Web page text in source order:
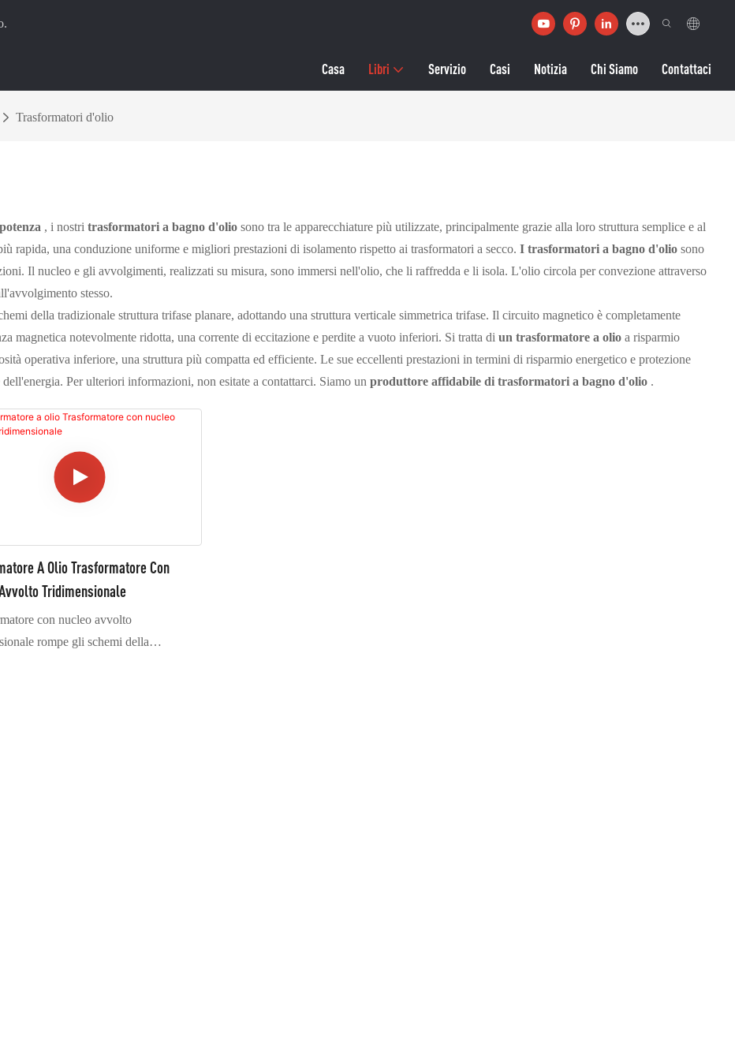
Casa Libri Servizio Casi Notizia Chi Siamo Contattaci
Trasformatori d'olio
, i nostri trasformatori a bagno d'olio sono tra le apparecchiature più utilizzate, principalmente grazie alla loro struttura semplice e al
rapida, una conduzione uniforme e migliori prestazioni di isolamento rispetto ai trasformatori a secco. I trasformatori a bagno d'olio sono
Il nucleo e gli avvolgimenti, realizzati su misura, sono immersi nell'olio, che li raffredda e li isola. L'olio circola per convezione attraverso
stesso.
della tradizionale struttura trifase planare, adottando una struttura verticale simmetrica trifase. Il circuito magnetico è completamente
magnetica notevolmente ridotta, una corrente di eccitazione e perdite a vuoto inferiori. Si tratta di un trasformatore a olio a risparmio
operativa inferiore, una struttura più compatta ed efficiente. Le sue eccellenti prestazioni in termini di risparmio energetico e protezione
Per ulteriori informazioni, non esitate a contattarci. Siamo un produttore affidabile di trasformatori a bagno d'olio .
A Olio Trasformatore Con
Tridimensionale
con nucleo avvolto
rompe gli schemi della